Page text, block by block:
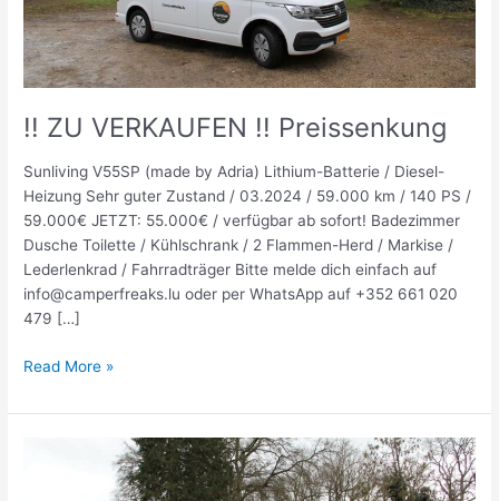
!! ZU VERKAUFEN !! Preissenkung
Sunliving V55SP (made by Adria) Lithium-Batterie / Diesel-
Heizung Sehr guter Zustand / 03.2024 / 59.000 km / 140 PS /
59.000€ JETZT: 55.000€ / verfügbar ab sofort! Badezimmer
Dusche Toilette / Kühlschrank / 2 Flammen-Herd / Markise /
Lederlenkrad / Fahrradträger Bitte melde dich einfach auf
info@camperfreaks.lu oder per WhatsApp auf +352 661 020
479 […]
Read More »